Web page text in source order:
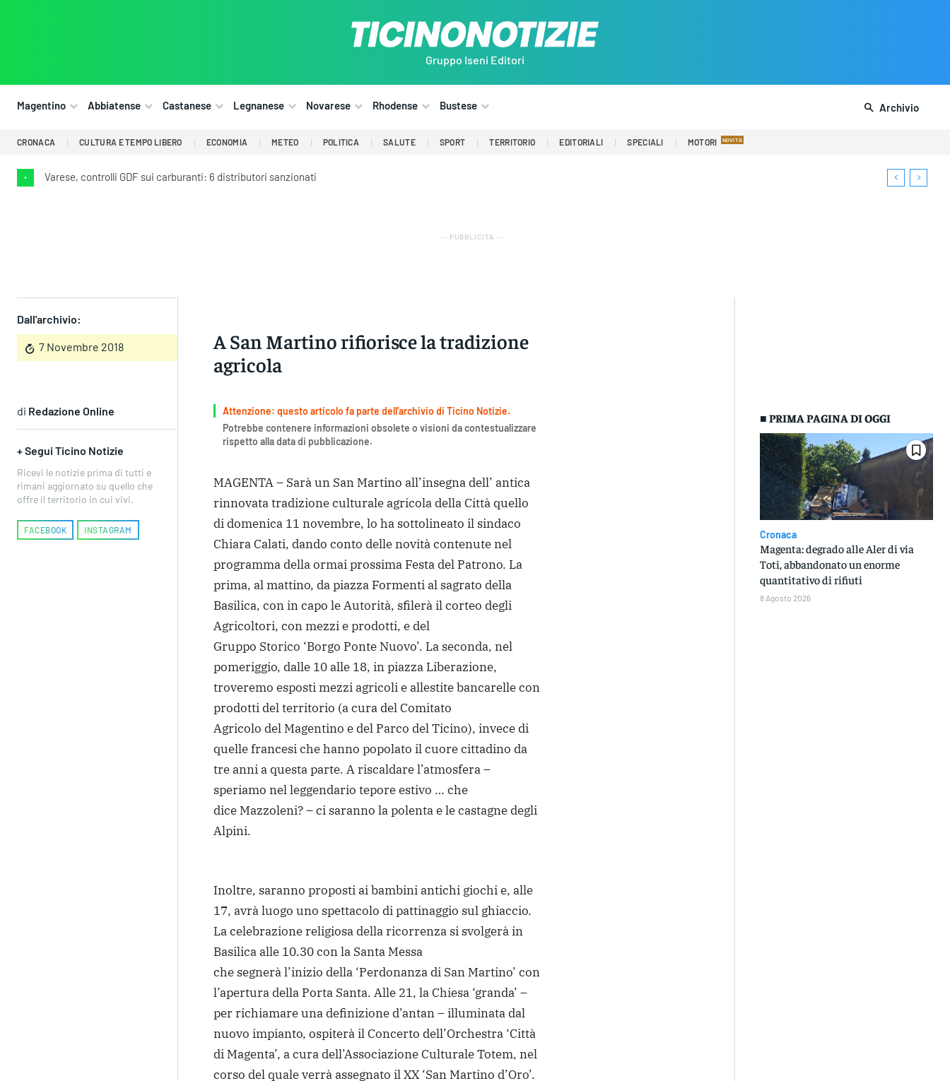
Gruppo Iseni Editori
Magentino Abbiatense Castanese Legnanese Novarese Rhodense Bustese Archivio
CRONACA CULTURA E TEMPO LIBERO ECONOMIA METEO POLITICA SALUTE SPORT TERRITORIO EDITORIALI SPECIALI MOTORI
• Varese, controlli GDF sui carburanti: 6 distributori sanzionati
― PUBBLICITÀ ―
Dall'archivio:
7 Novembre 2018
A San Martino rifiorisce la tradizione
agricola
di Redazione Online
+ Segui Ticino Notizie
Ricevi le notizie prima di tutti e
rimani aggiornato su quello che
offre il territorio in cui vivi.
FACEBOOK INSTAGRAM
Attenzione: questo articolo fa parte dell'archivio di Ticino Notizie.
Potrebbe contenere informazioni obsolete o visioni da contestualizzare
rispetto alla data di pubblicazione.
MAGENTA – Sarà un San Martino all’insegna dell’ antica
rinnovata tradizione culturale agricola della Città quello
di domenica 11 novembre, lo ha sottolineato il sindaco
Chiara Calati, dando conto delle novità contenute nel
programma della ormai prossima Festa del Patrono. La
prima, al mattino, da piazza Formenti al sagrato della
Basilica, con in capo le Autorità, sfilerà il corteo degli
Agricoltori, con mezzi e prodotti, e del
Gruppo Storico ‘Borgo Ponte Nuovo’. La seconda, nel
pomeriggio, dalle 10 alle 18, in piazza Liberazione,
troveremo esposti mezzi agricoli e allestite bancarelle con
prodotti del territorio (a cura del Comitato
Agricolo del Magentino e del Parco del Ticino), invece di
quelle francesi che hanno popolato il cuore cittadino da
tre anni a questa parte. A riscaldare l’atmosfera –
speriamo nel leggendario tepore estivo … che
dice Mazzoleni? – ci saranno la polenta e le castagne degli
Alpini.
Inoltre, saranno proposti ai bambini antichi giochi e, alle
17, avrà luogo uno spettacolo di pattinaggio sul ghiaccio.
La celebrazione religiosa della ricorrenza si svolgerà in
Basilica alle 10.30 con la Santa Messa
che segnerà l’inizio della ‘Perdonanza di San Martino’ con
l’apertura della Porta Santa. Alle 21, la Chiesa ‘granda’ –
per richiamare una definizione d’antan – illuminata dal
nuovo impianto, ospiterà il Concerto dell’Orchestra ‘Città
di Magenta’, a cura dell’Associazione Culturale Totem, nel
corso del quale verrà assegnato il XX ‘San Martino d’Oro’.
■ PRIMA PAGINA DI OGGI
Cronaca
Magenta: degrado alle Aler di via
Toti, abbandonato un enorme
quantitativo di rifiuti
8 Agosto 2026